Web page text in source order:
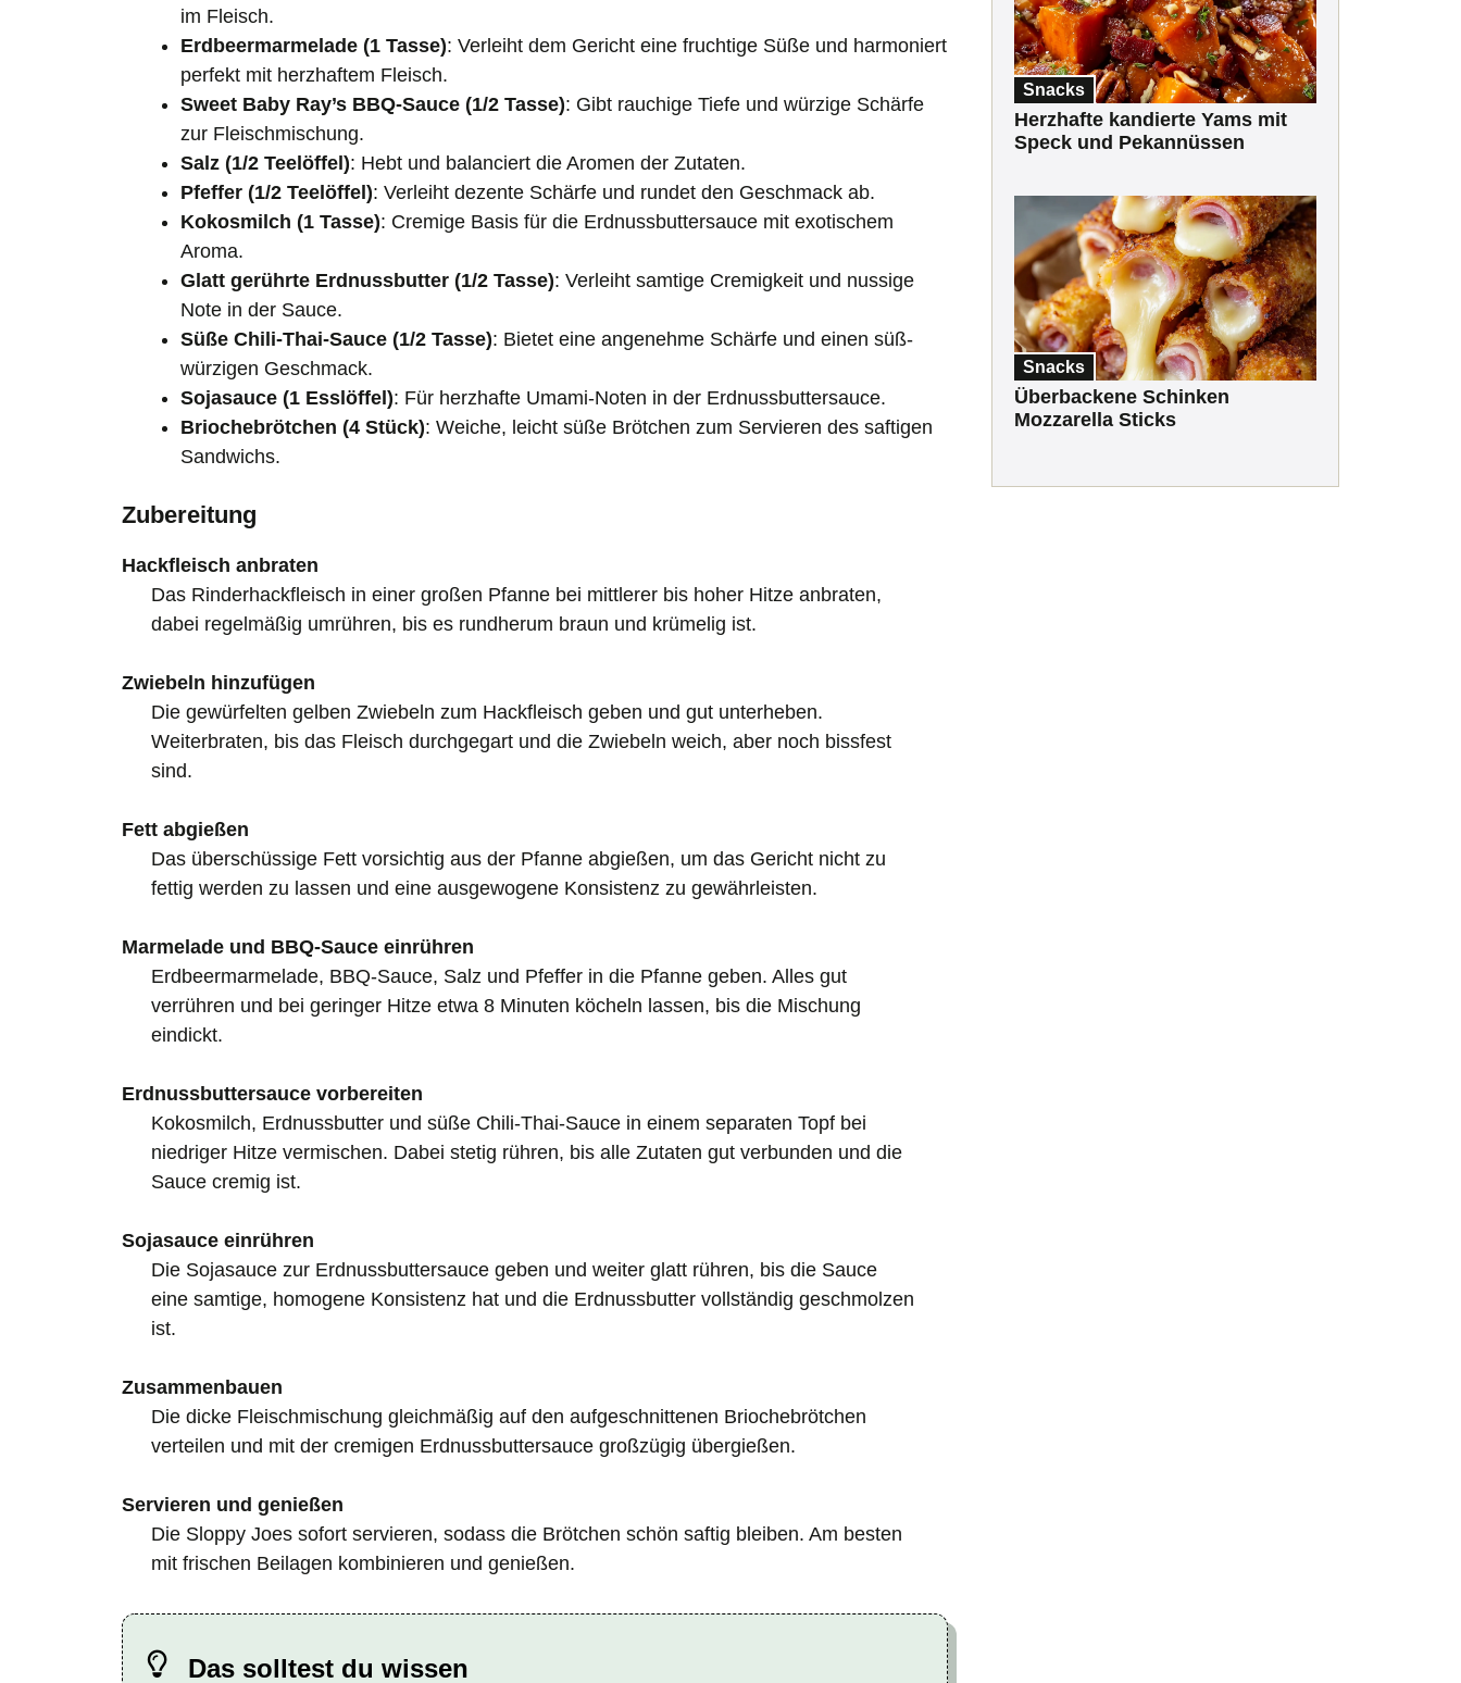
im Fleisch.
Erdbeermarmelade (1 Tasse): Verleiht dem Gericht eine fruchtige Süße und harmoniert
perfekt mit herzhaftem Fleisch.
Sweet Baby Ray’s BBQ-Sauce (1/2 Tasse): Gibt rauchige Tiefe und würzige Schärfe
zur Fleischmischung.
Salz (1/2 Teelöffel): Hebt und balanciert die Aromen der Zutaten.
Pfeffer (1/2 Teelöffel): Verleiht dezente Schärfe und rundet den Geschmack ab.
Kokosmilch (1 Tasse): Cremige Basis für die Erdnussbuttersauce mit exotischem
Aroma.
Glatt gerührte Erdnussbutter (1/2 Tasse): Verleiht samtige Cremigkeit und nussige
Note in der Sauce.
Süße Chili-Thai-Sauce (1/2 Tasse): Bietet eine angenehme Schärfe und einen süß-
würzigen Geschmack.
Sojasauce (1 Esslöffel): Für herzhafte Umami-Noten in der Erdnussbuttersauce.
Briochebrötchen (4 Stück): Weiche, leicht süße Brötchen zum Servieren des saftigen
Sandwichs.
Zubereitung
Hackfleisch anbraten
Das Rinderhackfleisch in einer großen Pfanne bei mittlerer bis hoher Hitze anbraten,
dabei regelmäßig umrühren, bis es rundherum braun und krümelig ist.
Zwiebeln hinzufügen
Die gewürfelten gelben Zwiebeln zum Hackfleisch geben und gut unterheben.
Weiterbraten, bis das Fleisch durchgegart und die Zwiebeln weich, aber noch bissfest
sind.
Fett abgießen
Das überschüssige Fett vorsichtig aus der Pfanne abgießen, um das Gericht nicht zu
fettig werden zu lassen und eine ausgewogene Konsistenz zu gewährleisten.
Marmelade und BBQ-Sauce einrühren
Erdbeermarmelade, BBQ-Sauce, Salz und Pfeffer in die Pfanne geben. Alles gut
verrühren und bei geringer Hitze etwa 8 Minuten köcheln lassen, bis die Mischung
eindickt.
Erdnussbuttersauce vorbereiten
Kokosmilch, Erdnussbutter und süße Chili-Thai-Sauce in einem separaten Topf bei
niedriger Hitze vermischen. Dabei stetig rühren, bis alle Zutaten gut verbunden und die
Sauce cremig ist.
Sojasauce einrühren
Die Sojasauce zur Erdnussbuttersauce geben und weiter glatt rühren, bis die Sauce
eine samtige, homogene Konsistenz hat und die Erdnussbutter vollständig geschmolzen
ist.
Zusammenbauen
Die dicke Fleischmischung gleichmäßig auf den aufgeschnittenen Briochebrötchen
verteilen und mit der cremigen Erdnussbuttersauce großzügig übergießen.
Servieren und genießen
Die Sloppy Joes sofort servieren, sodass die Brötchen schön saftig bleiben. Am besten
mit frischen Beilagen kombinieren und genießen.
Das solltest du wissen
Snacks
Herzhafte kandierte Yams mit
Speck und Pekannüssen
Snacks
Überbackene Schinken
Mozzarella Sticks